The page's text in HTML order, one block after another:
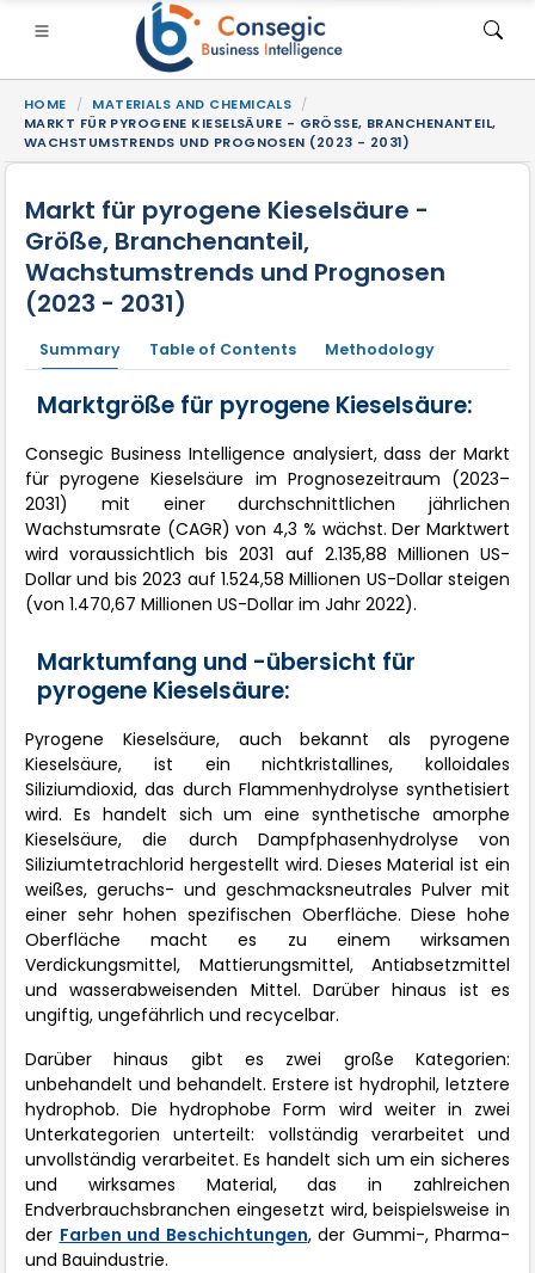
• Consumer Goods• Energy and Power
HOME
MATERIALS AND CHEMICALS
MARKT FÜR PYROGENE KIESELSÄURE - GRÖSSE, BRANCHENANTEIL, W
ACHSTUMSTRENDS UND PROGNOSEN (2023 - 2031)
Markt für pyrogene Kieselsäure -
Größe, Branchenanteil,
Wachstumstrends und Prognosen
(2023 - 2031)
Summary Table of Contents Methodology
Marktgröße für pyrogene Kieselsäure:
Consegic Business Intelligence analysiert, dass der Markt
für pyrogene Kieselsäure im Prognosezeitraum (2023–
2031) mit einer durchschnittlichen jährlichen
Wachstumsrate (CAGR) von 4,3 % wächst. Der Marktwert
wird voraussichtlich bis 2031 auf 2.135,88 Millionen US-
Dollar und bis 2023 auf 1.524,58 Millionen US-Dollar steigen
(von 1.470,67 Millionen US-Dollar im Jahr 2022).
Marktumfang und -übersicht für
pyrogene Kieselsäure:
Pyrogene Kieselsäure, auch bekannt als pyrogene
Kieselsäure, ist ein nichtkristallines, kolloidales
Siliziumdioxid, das durch Flammenhydrolyse synthetisiert
wird. Es handelt sich um eine synthetische amorphe
Kieselsäure, die durch Dampfphasenhydrolyse von
Siliziumtetrachlorid hergestellt wird. Dieses Material ist ein
weißes, geruchs- und geschmacksneutrales Pulver mit
einer sehr hohen spezifischen Oberfläche. Diese hohe
Oberfläche macht es zu einem wirksamen
Verdickungsmittel, Mattierungsmittel, Antiabsetzmittel
und wasserabweisenden Mittel. Darüber hinaus ist es
ungiftig, ungefährlich und recycelbar.
Darüber hinaus gibt es zwei große Kategorien:
unbehandelt und behandelt. Erstere ist hydrophil, letztere
hydrophob. Die hydrophobe Form wird weiter in zwei
Unterkategorien unterteilt: vollständig verarbeitet und
unvollständig verarbeitet. Es handelt sich um ein sicheres
und wirksames Material, das in zahlreichen
Endverbrauchsbranchen eingesetzt wird, beispielsweise in
der Farben und Beschichtungen, der Gummi-, Pharma-
und Bauindustrie.